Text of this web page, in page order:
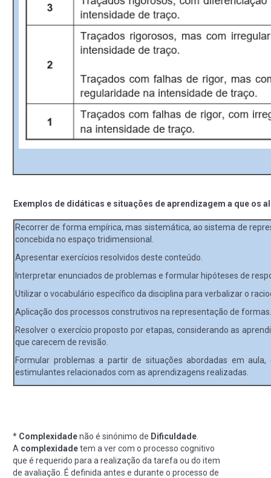
Exemplos de didáticas e situações de aprendizagem a que
Recorrer de forma empírica, mas sistemática, ao sistema de
concebida no espaço tridimensional.
Apresentar exercícios resolvidos deste conteúdo.
Interpretar enunciados de problemas e formular hipóteses de
Utilizar o vocabulário específico da disciplina para verbalizar o
Aplicação dos processos construtivos na representação de formas.
Resolver o exercício proposto por etapas, considerando as
que carecem de revisão.
Formular problemas a partir de situações abordadas em
estimulantes relacionados com as aprendizagens realizadas.
* Complexidadenão é sinónimo de Dificuldade
A complexidadetem a ver com o processo cognitivo
que é requerido para a realização da tarefa ou do item
de avaliação. É definida antes e durante o processo de